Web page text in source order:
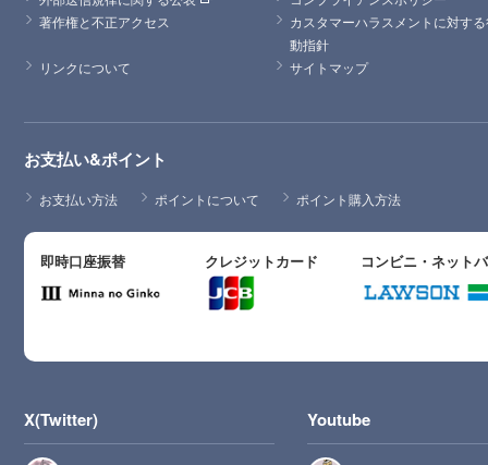
著作権と不正アクセス
カスタマーハラスメントに対す
動指針
リンクについて
サイトマップ
お支払い&ポイント
お支払い方法 ポイントについて ポイント購入方法
即時口座振替 クレジットカード コンビニ・ネット
X(Twitter) Youtube